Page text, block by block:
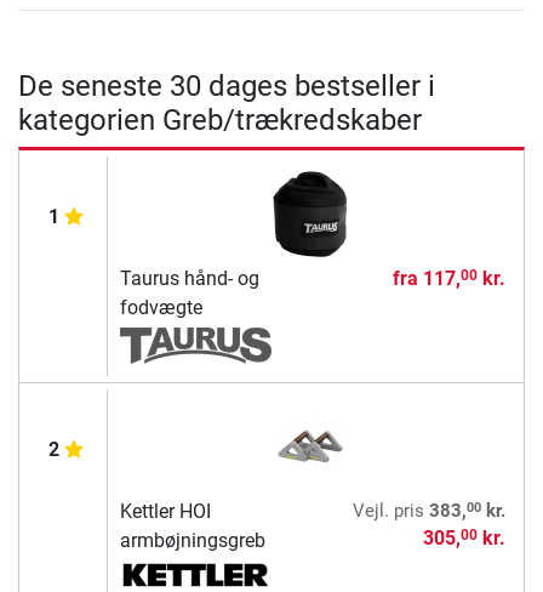
De seneste 30 dages bestseller i
kategorien Greb/trækredskaber
1
Taurus hånd- og
fodvægte
fra 117,00kr.
2
Kettler HOI
armbøjningsgreb
Vejl. pris 383,00kr.
305,00kr.